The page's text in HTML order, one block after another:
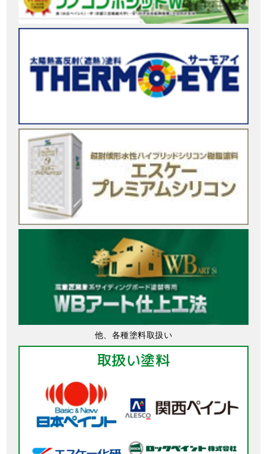
他、各種塗料取扱い
取扱い塗料